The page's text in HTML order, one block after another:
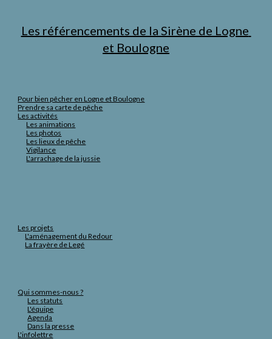
Les référencements de la Sirène de Logne
et Boulogne
Pour bien pêcher en Logne et Boulogne
Prendre sa carte de pêche
Les activités
Les animations
Les photos
Les lieux de pêche
Vigilance
L'arrachage de la jussie
Les projets
L'aménagement du Redour
La frayère de Legé
Qui sommes-nous ?
Les statuts
L'équipe
Agenda
Dans la presse
L'infolettre